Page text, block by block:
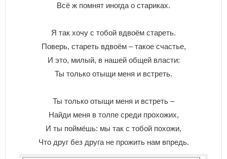
Всё ж помнят иногда о стариках.
Я так хочу с тобой вдвоём стареть.
Поверь, стареть вдвоём – такое счастье,
И это, милый, в нашей общей власти:
Ты только отыщи меня и встреть.
Ты только отыщи меня и встреть –
Найди меня в толпе среди прохожих,
И ты поймёшь: мы так с тобой похожи,
Что друг без друга не прожить нам впредь.